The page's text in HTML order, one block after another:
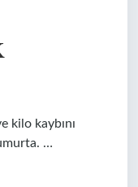
kilo kaybını
…